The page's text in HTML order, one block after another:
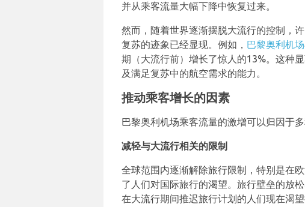
并从乘客流量大幅下降中恢复过来。
然而，随着世界逐渐摆脱大流行的控制，
复苏的迹象已经显现。例如， 巴黎奥利机场
期（大流行前）增长了惊人的13%。这种
及满足复苏中的航空需求的能力。
推动乘客增长的因素
巴黎奥利机场乘客流量的激增可以归因于
减轻与大流行相关的限制
全球范围内逐渐解除旅行限制，特别是在
了人们对国际旅行的渴望。旅行壁垒的放
在大流行期间推迟旅行计划的人们现在渴